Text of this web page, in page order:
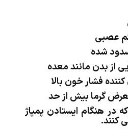
عصبی
شده
از بدن مانند معده
فشار خون بالا
گرما بیش از حد
در هنگام ایستادن پمپاژ
کنند.